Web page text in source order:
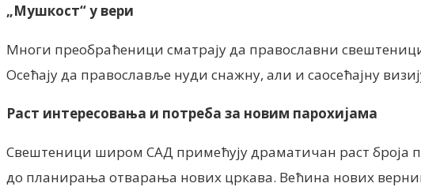
„Мушкост“ у вери
Многи преобраћеници сматрају да православни
Осећају да православље нуди снажну, али и саосећајну
Раст интересовања и потреба за новим парохијама
Свештеници широм САД примећују драматичан раст броја
до планирања отварања нових цркава. Већина нових